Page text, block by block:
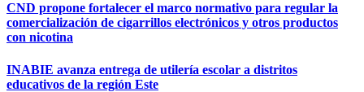
CND propone fortalecer el marco normativo para regular la
comercialización de cigarrillos electrónicos y otros productos
con nicotina
INABIE avanza entrega de utilería escolar a distritos
educativos de la región Este